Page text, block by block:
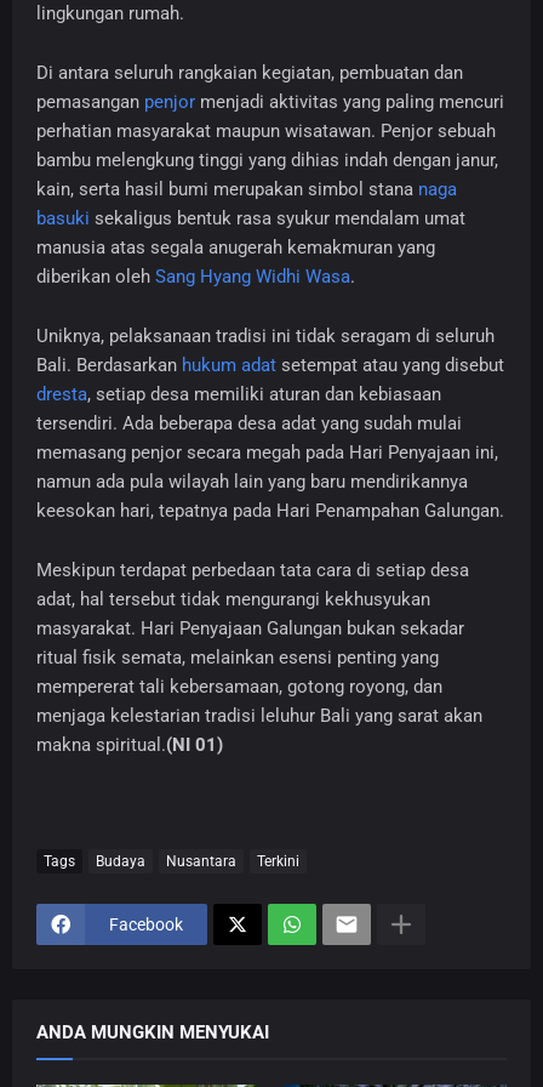
lingkungan rumah.
Di antara seluruh rangkaian kegiatan, pembuatan dan
pemasangan penjor menjadi aktivitas yang paling mencuri
perhatian masyarakat maupun wisatawan. Penjor sebuah
bambu melengkung tinggi yang dihias indah dengan janur,
kain, serta hasil bumi merupakan simbol stana naga
basuki sekaligus bentuk rasa syukur mendalam umat
manusia atas segala anugerah kemakmuran yang
diberikan oleh Sang Hyang Widhi Wasa.
Uniknya, pelaksanaan tradisi ini tidak seragam di seluruh
Bali. Berdasarkan hukum adat setempat atau yang disebut
dresta, setiap desa memiliki aturan dan kebiasaan
tersendiri. Ada beberapa desa adat yang sudah mulai
memasang penjor secara megah pada Hari Penyajaan ini,
namun ada pula wilayah lain yang baru mendirikannya
keesokan hari, tepatnya pada Hari Penampahan Galungan.
Meskipun terdapat perbedaan tata cara di setiap desa
adat, hal tersebut tidak mengurangi kekhusyukan
masyarakat. Hari Penyajaan Galungan bukan sekadar
ritual fisik semata, melainkan esensi penting yang
mempererat tali kebersamaan, gotong royong, dan
menjaga kelestarian tradisi leluhur Bali yang sarat akan
makna spiritual.(NI 01)
Tags Budaya Nusantara Terkini
Facebook
ANDA MUNGKIN MENYUKAI